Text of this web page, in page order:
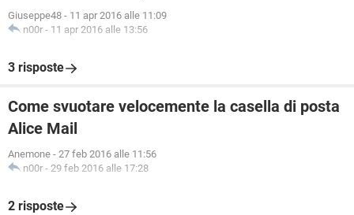
Giuseppe48 - 11 apr 2016 alle 11:09
n00r - 11 apr 2016 alle 13:56
3 risposte
Come svuotare velocemente la casella di posta
Alice Mail
Anemone - 27 feb 2016 alle 11:56
n00r - 29 feb 2016 alle 17:28
2 risposte